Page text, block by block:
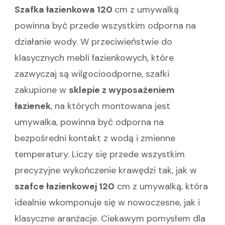
Szafka łazienkowa 120 cm z umywalką
powinna być przede wszystkim odporna na
działanie wody. W przeciwieństwie do
klasycznych mebli łazienkowych, które
zazwyczaj są wilgocioodporne, szafki
zakupione w sklepie z wyposażeniem
łazienek, na których montowana jest
umywalka, powinna być odporna na
bezpośredni kontakt z wodą i zmienne
temperatury. Liczy się przede wszystkim
precyzyjne wykończenie krawędzi tak, jak w
szafce łazienkowej 120 cm z umywalką, która
idealnie wkomponuje się w nowoczesne, jak i
klasyczne aranżacje. Ciekawym pomysłem dla